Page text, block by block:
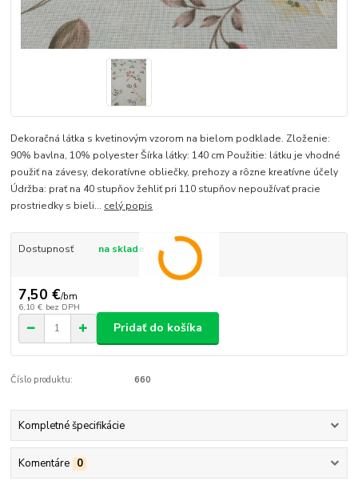
Dekoračná látka s kvetinovým vzorom na bielom podklade. Zloženie:
90% bavlna, 10% polyester Šírka látky: 140 cm Použitie: látku je vhodné
použiť na závesy, dekoratívne obliečky, prehozy a rôzne kreatívne účely
Údržba: prať na 40 stupňov žehliť pri 110 stupňov nepoužívať pracie
prostriedky s bieli... celý popis
Dostupnosť na sklade
7,50 €/bm
6,10 € bez DPH
Pridať do košíka
Číslo produktu: 660
Kompletné špecifikácie
Komentáre 0